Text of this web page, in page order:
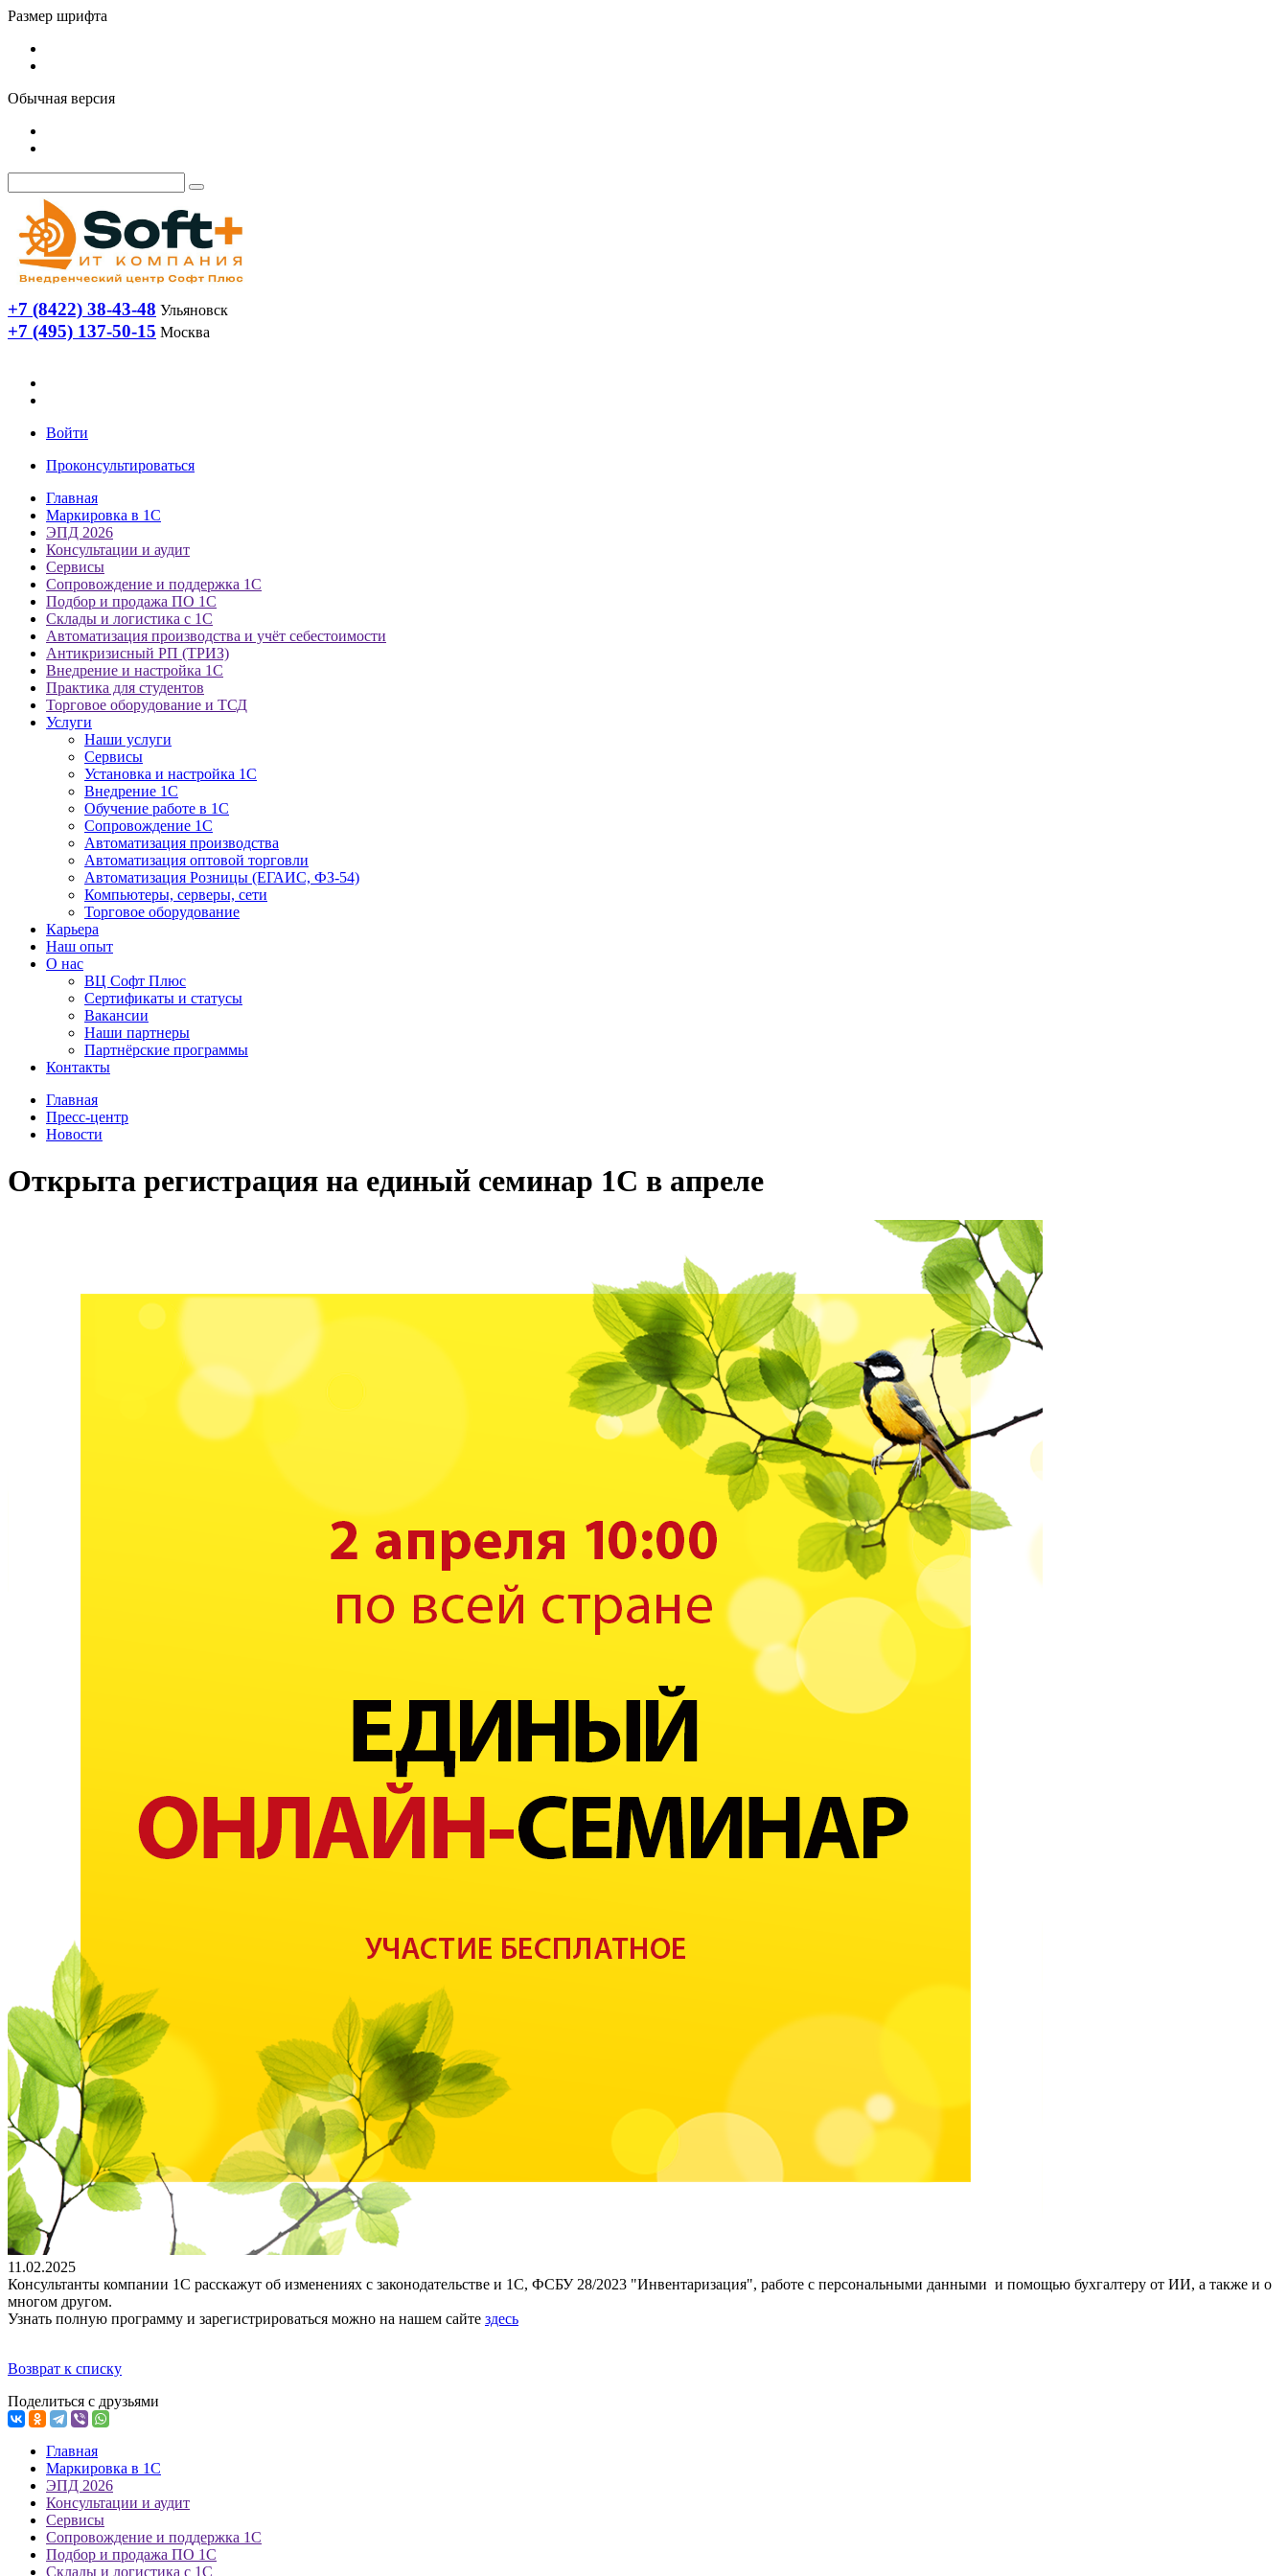
Размер шрифта
Обычная версия
+7 (8422) 38-43-48 Ульяновск
+7 (495) 137-50-15 Москва
Войти
Проконсультироваться
Главная
Маркировка в 1С
ЭПД 2026
Консультации и аудит
Сервисы
Сопровождение и поддержка 1С
Подбор и продажа ПО 1С
Склады и логистика с 1С
Автоматизация производства и учёт себестоимости
Антикризисный РП (ТРИЗ)
Внедрение и настройка 1С
Практика для студентов
Торговое оборудование и ТСД
Услуги
Наши услуги
Сервисы
Установка и настройка 1С
Внедрение 1С
Обучение работе в 1С
Сопровождение 1С
Автоматизация производства
Автоматизация оптовой торговли
Автоматизация Розницы (ЕГАИС, ФЗ-54)
Компьютеры, серверы, сети
Торговое оборудование
Карьера
Наш опыт
О нас
ВЦ Софт Плюс
Сертификаты и статусы
Вакансии
Наши партнеры
Партнёрские программы
Контакты
Главная
Пресс-центр
Новости
Открыта регистрация на единый семинар 1С в апреле
11.02.2025
Консультанты компании 1С расскажут об изменениях с законодательстве и 1С, ФСБУ 28/2023 "Инвентаризация", работе с персональными данными и помощью бухгалтеру от ИИ, а также и о
многом другом.
Узнать полную программу и зарегистрироваться можно на нашем сайте здесь
Возврат к списку
Поделиться с друзьями
Главная
Маркировка в 1С
ЭПД 2026
Консультации и аудит
Сервисы
Сопровождение и поддержка 1С
Подбор и продажа ПО 1С
Склады и логистика с 1С